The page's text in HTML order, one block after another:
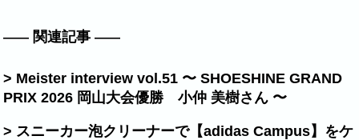
関連記事
> Meister interview vol.51 〜 SHOESHINE GRAND
PRIX 2026 岡山大会優勝 小仲 美樹さん 〜
> スニーカー泡クリーナーで【adidas Campus】をケ